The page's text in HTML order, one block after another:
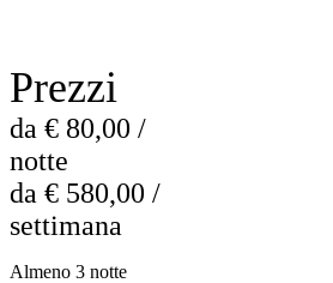
Prezzi
da € 80,00 /
notte
da € 580,00 /
settimana
Almeno 3 notte